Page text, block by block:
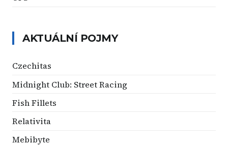
AKTUÁLNÍ POJMY
Czechitas
Midnight Club: Street Racing
Fish Fillets
Relativita
Mebibyte